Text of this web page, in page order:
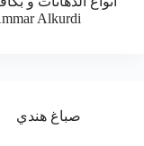
Alkurdi
صباغ هندي